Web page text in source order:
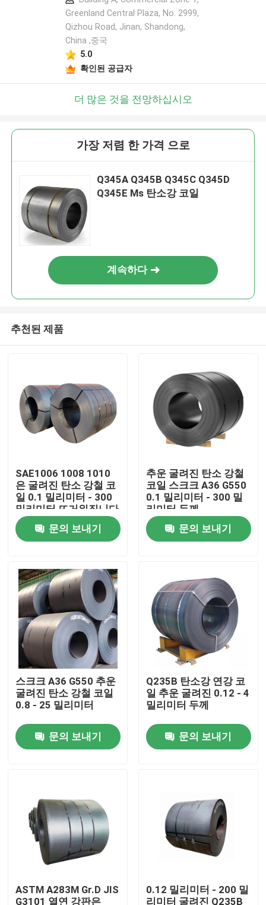
제품
우리에 대하여
품질 관리
연락주세요
보일러 가열로 부분
석탄 보일러부
탄소강판
Greenland Central Plaza, No. 2999,
Qizhou Road, Jinan, Shandong,
China ,중국
5.0
확인된 공급자
더 많은 것을 전망하십시오
가장 저렴 한 가격 으로
Q345A Q345B Q345C Q345D
Q345E Ms 탄소강 코일
계속하다
추천된 제품
SAE1006 1008 1010
은 굴려진 탄소 강철 코
일 0.1 밀리미터 - 300
밀리미터 뜨거워집니다
문의 보내기
추운 굴려진 탄소 강철
코일 스크크 A36 G550
0.1 밀리미터 - 300 밀
리미터 두께
문의 보내기
스크크 A36 G550 추운
굴려진 탄소 강철 코일
0.8 - 25 밀리미터
문의 보내기
Q235B 탄소강 연강 코
일 추운 굴려진 0.12 - 4
밀리미터 두께
문의 보내기
ASTM A283M Gr.D JIS
G3101 열연 강판은
0.12 밀리미터 - 200 밀
리미터 굴려진 Q235B